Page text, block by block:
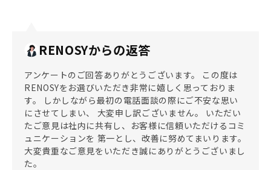
RENOSYからの返答
アンケートのご回答ありがとうございます。 この度は
RENOSYをお選びいただき非常に嬉しく思っておりま
す。 しかしながら最初の電話面談の際にご不安な思い
にさせてしまい、 大変申し訳ございません。 いただい
たご意見は社内に共有し、お客様に信頼いただけるコミ
ュニケーションを 第一とし、改善に努めてまいります。
大変貴重なご意見をいただき誠にありがとうございまし
た。